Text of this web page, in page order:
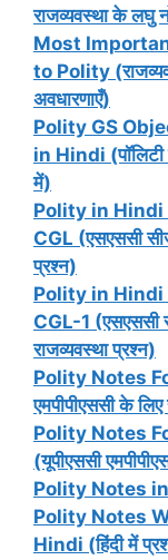
राजव्यवस्था के लघु
Most
to Polity
अवधारणाएँ)
Polity GS
in Hindi (पॉलिटी
में)
Polity in Hindi
CGL (एसएससी
प्रश्न)
Polity in Hindi
CGL-1 (एसएससी
राजव्यवस्था प्रश्न)
Polity Notes
एमपीपीएससी के
Polity Notes
(यूपीएससी
Polity Notes in
Polity Notes
Hindi (हिंदी में